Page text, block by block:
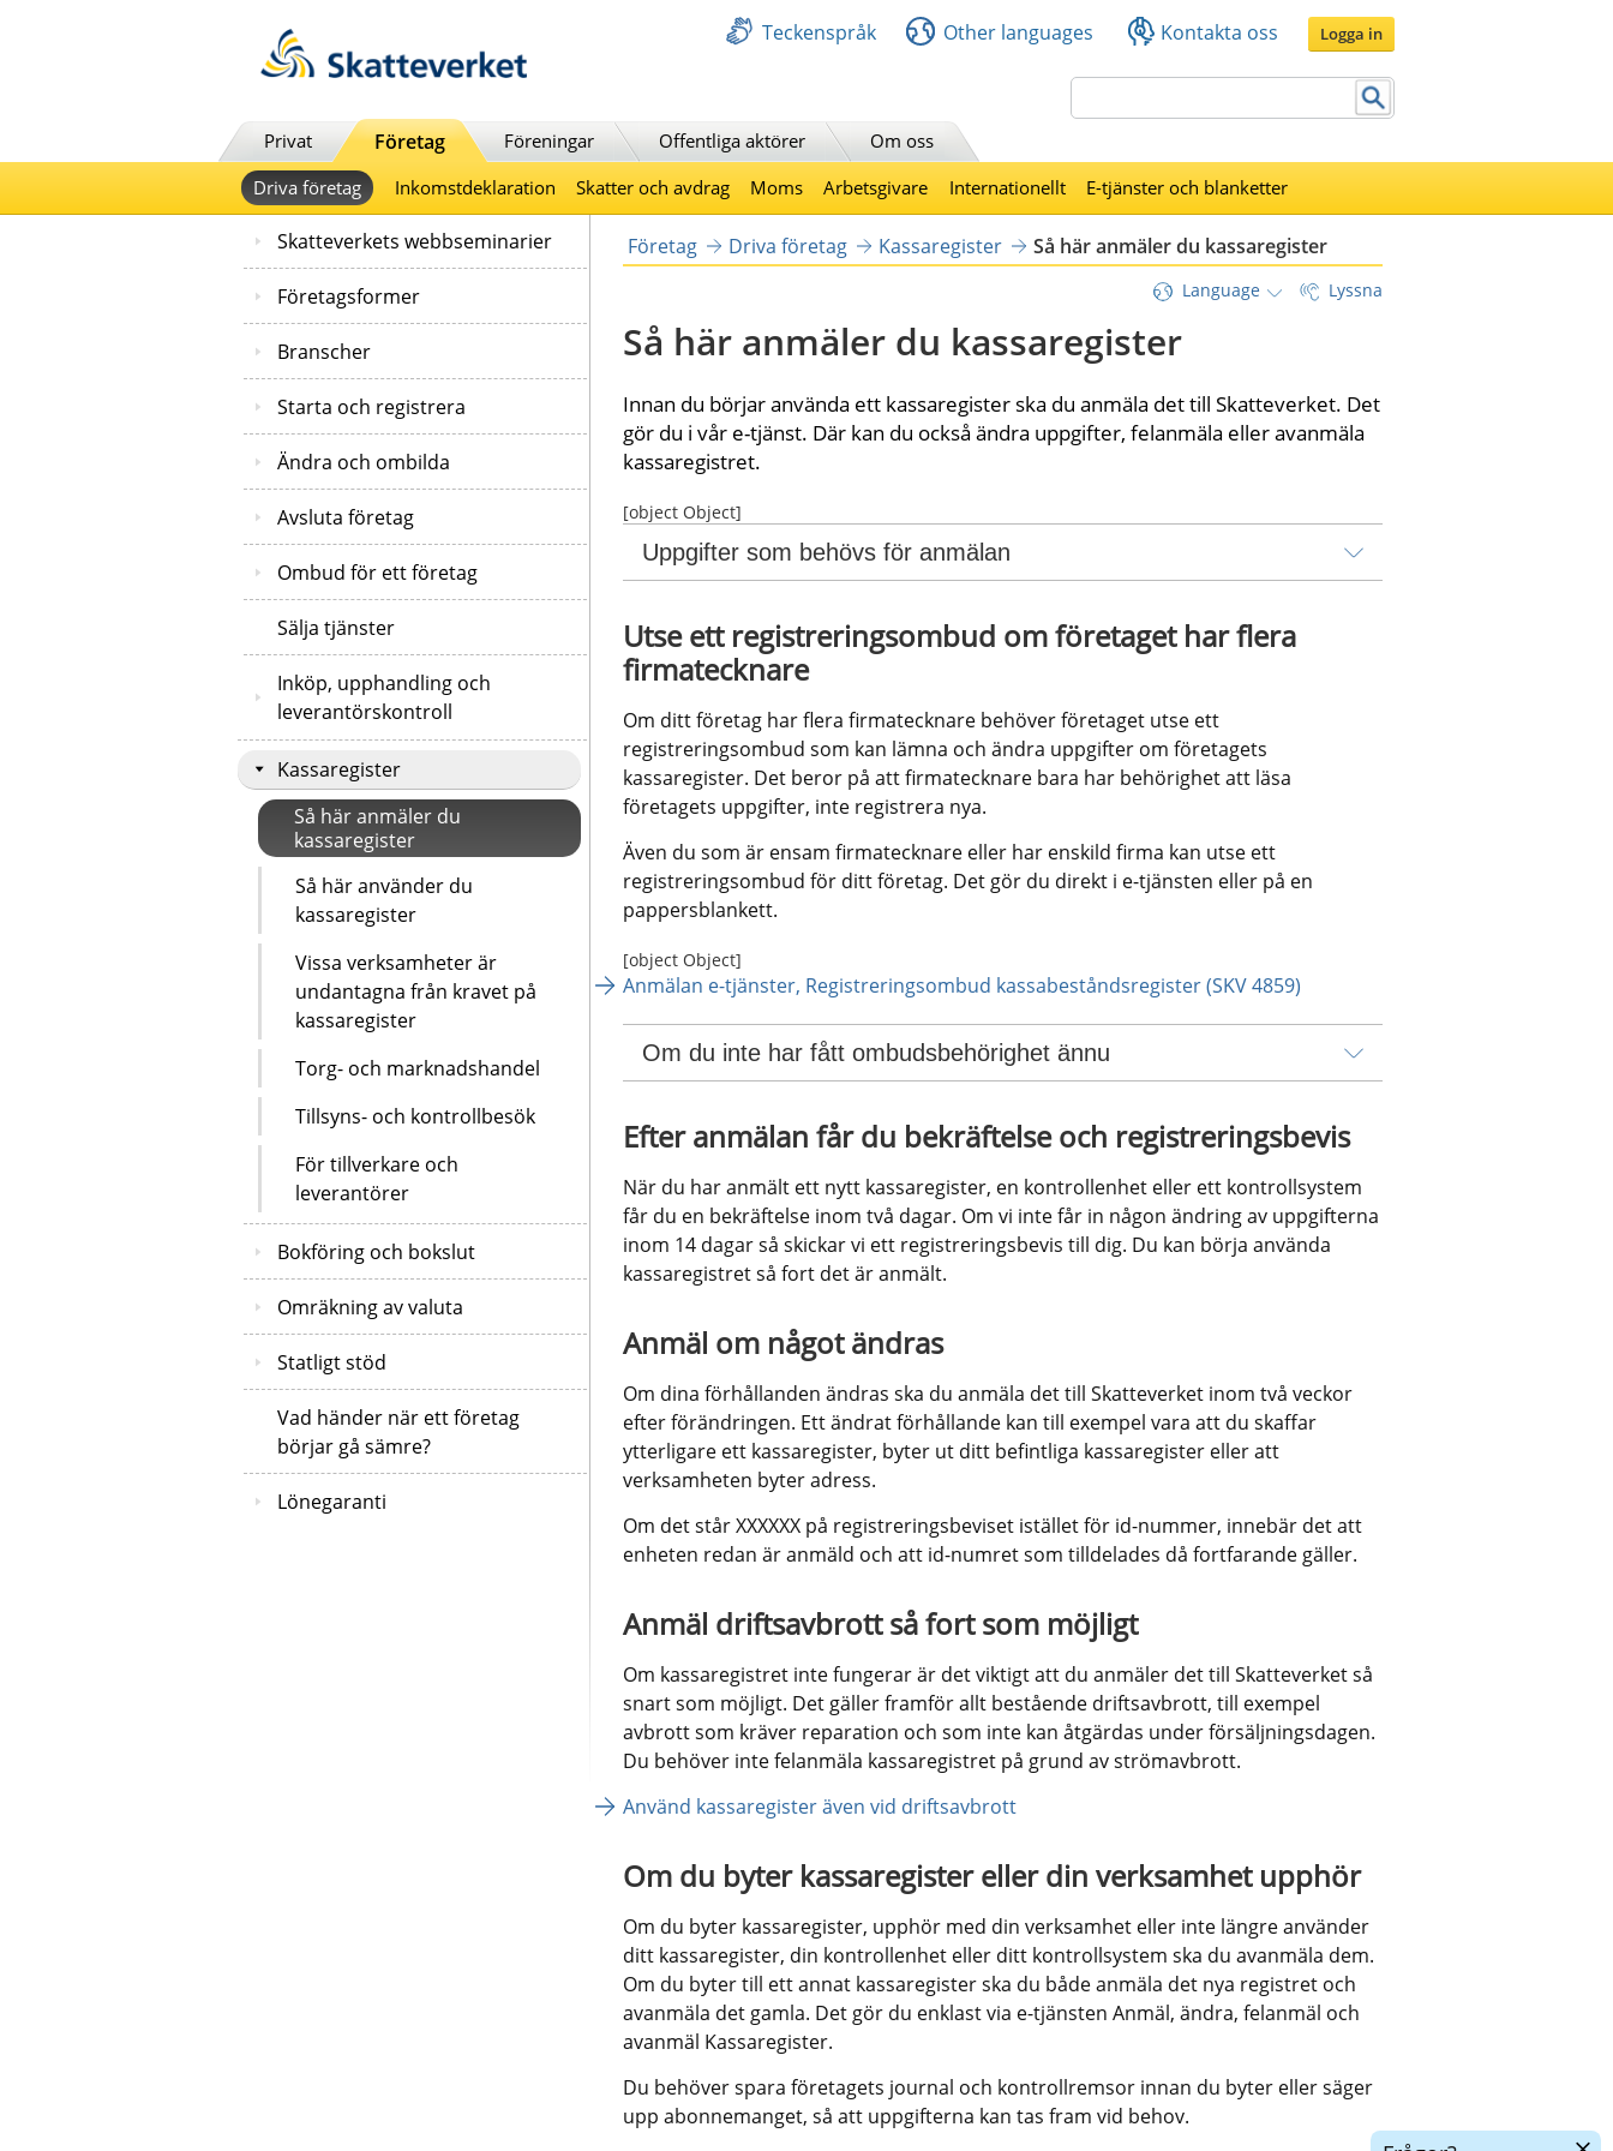
Teckenspråk Other languages Kontakta oss Logga in
Privat Företag Föreningar Offentliga aktörer
Om oss
Driva företag
Inkomstdeklaration Skatter och avdrag Moms Arbetsgivare Internationellt E-tjänster och blanketter
Skatteverkets webbseminarier
Företagsformer
Branscher
Starta och registrera
Ändra och ombilda
Avsluta företag
Ombud för ett företag
Sälja tjänster
Inköp, upphandling och
leverantörskontroll
Kassaregister
Så här anmäler du
kassaregister
Så här använder du
kassaregister
Vissa verksamheter är
undantagna från kravet på
kassaregister
Torg- och marknadshandel
Tillsyns- och kontrollbesök
För tillverkare och
leverantörer
Bokföring och bokslut
Omräkning av valuta
Statligt stöd
Vad händer när ett företag
börjar gå sämre?
Lönegaranti
Företag Driva företag Kassaregister Så här anmäler du kassaregister
Language Lyssna
Så här anmäler du kassaregister
Innan du börjar använda ett kassaregister ska du anmäla det till Skatteverket. Det
gör du i vår e-tjänst. Där kan du också ändra uppgifter, felanmäla eller avanmäla
kassaregistret.
[object Object]
Uppgifter som behövs för anmälan
Utse ett registreringsombud om företaget har flera
firmatecknare
Om ditt företag har flera firmatecknare behöver företaget utse ett
registreringsombud som kan lämna och ändra uppgifter om företagets
kassaregister. Det beror på att firmatecknare bara har behörighet att läsa
företagets uppgifter, inte registrera nya.
Även du som är ensam firmatecknare eller har enskild firma kan utse ett
registreringsombud för ditt företag. Det gör du direkt i e-tjänsten eller på en
pappersblankett.
[object Object]
Anmälan e-tjänster, Registreringsombud kassabeståndsregister (SKV 4859)
Om du inte har fått ombudsbehörighet ännu
Efter anmälan får du bekräftelse och registreringsbevis
När du har anmält ett nytt kassaregister, en kontrollenhet eller ett kontrollsystem
får du en bekräftelse inom två dagar. Om vi inte får in någon ändring av uppgifterna
inom 14 dagar så skickar vi ett registreringsbevis till dig. Du kan börja använda
kassaregistret så fort det är anmält.
Anmäl om något ändras
Om dina förhållanden ändras ska du anmäla det till Skatteverket inom två veckor
efter förändringen. Ett ändrat förhållande kan till exempel vara att du skaffar
ytterligare ett kassaregister, byter ut ditt befintliga kassaregister eller att
verksamheten byter adress.
Om det står XXXXXX på registreringsbeviset istället för id-nummer, innebär det att
enheten redan är anmäld och att id-numret som tilldelades då fortfarande gäller.
Anmäl driftsavbrott så fort som möjligt
Om kassaregistret inte fungerar är det viktigt att du anmäler det till Skatteverket så
snart som möjligt. Det gäller framför allt bestående driftsavbrott, till exempel
avbrott som kräver reparation och som inte kan åtgärdas under försäljningsdagen.
Du behöver inte felanmäla kassaregistret på grund av strömavbrott.
Använd kassaregister även vid driftsavbrott
Om du byter kassaregister eller din verksamhet upphör
Om du byter kassaregister, upphör med din verksamhet eller inte längre använder
ditt kassaregister, din kontrollenhet eller ditt kontrollsystem ska du avanmäla dem.
Om du byter till ett annat kassaregister ska du både anmäla det nya registret och
avanmäla det gamla. Det gör du enklast via e-tjänsten Anmäl, ändra, felanmäl och
avanmäl Kassaregister.
Du behöver spara företagets journal och kontrollremsor innan du byter eller säger
upp abonnemanget, så att uppgifterna kan tas fram vid behov.
Dölj